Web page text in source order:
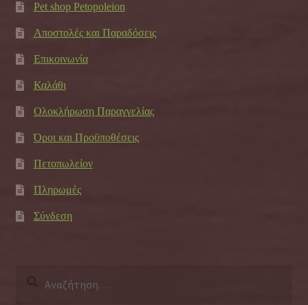
Pet shop Petopoleion
Αποστολές και Παραδόσεις
Επικοινωνία
Καλάθι
Ολοκλήρωση Παραγγελίας
Όροι και Προϋποθέσεις
Πετοπωλείον
Πληρωμές
Σύνδεση